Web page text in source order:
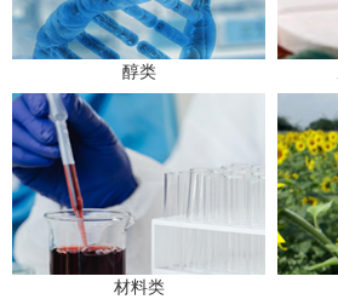
醇类
材料类